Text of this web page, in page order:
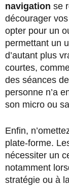
navigation se
décourager
opter pour un
permettant un
d’autant plus
courtes,
des séances de
personne n’a
son micro ou
Enfin,
plate-forme.
nécessiter un
notamment
stratégie ou à